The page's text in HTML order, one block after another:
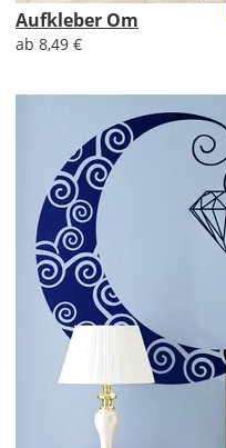
Aufkleber Om
ab 8,49 €